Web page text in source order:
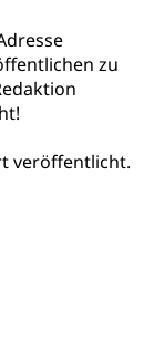
zu
veröffentlicht.